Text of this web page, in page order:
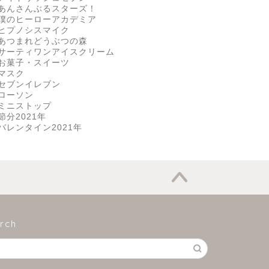
んさんぶるスターズ！
のヒーローアカデミア
プノシスマイク
つまれどうぶつの森
ーティワンアイスクリーム
菓子・スイーツ
スク
ブンイレブン
ーソン
ニストップ
分2021年
レンタイン2021年